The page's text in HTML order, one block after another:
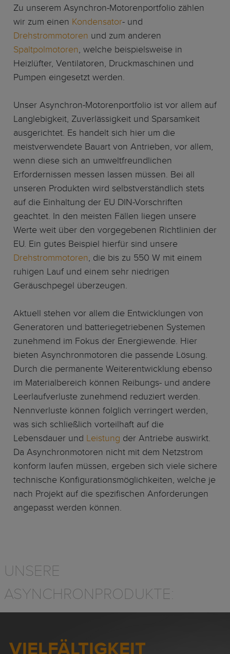
Zu unserem Asynchron-Motorenportfolio zählen
wir zum einen Kondensator- und
Drehstrommotoren und zum anderen
Spaltpolmotoren, welche beispielsweise in
Heizlüfter, Ventilatoren, Druckmaschinen und
Pumpen eingesetzt werden.
Unser Asynchron-Motorenportfolio ist vor allem auf
Langlebigkeit, Zuverlässigkeit und Sparsamkeit
ausgerichtet. Es handelt sich hier um die
meistverwendete Bauart von Antrieben, vor allem,
wenn diese sich an umweltfreundlichen
Erfordernissen messen lassen müssen. Bei all
unseren Produkten wird selbstverständlich stets
auf die Einhaltung der EU DIN-Vorschriften
geachtet. In den meisten Fällen liegen unsere
Werte weit über den vorgegebenen Richtlinien der
EU. Ein gutes Beispiel hierfür sind unsere
Drehstrommotoren, die bis zu 550 W mit einem
ruhigen Lauf und einem sehr niedrigen
Geräuschpegel überzeugen.
Aktuell stehen vor allem die Entwicklungen von
Generatoren und batteriegetriebenen Systemen
zunehmend im Fokus der Energiewende. Hier
bieten Asynchronmotoren die passende Lösung.
Durch die permanente Weiterentwicklung ebenso
im Materialbereich können Reibungs- und andere
Leerlaufverluste zunehmend reduziert werden.
Nennverluste können folglich verringert werden,
was sich schließlich vorteilhaft auf die
Lebensdauer und Leistung der Antriebe auswirkt.
Da Asynchronmotoren nicht mit dem Netzstrom
konform laufen müssen, ergeben sich viele sichere
technische Konfigurationsmöglichkeiten, welche je
nach Projekt auf die spezifischen Anforderungen
angepasst werden können.
UNSERE
ASYNCHRONPRODUKTE:
VIELFÄLTIGKEIT